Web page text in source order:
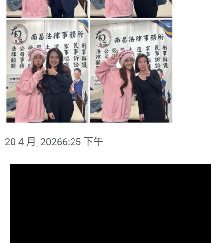
20 4 月, 20266:25 下午